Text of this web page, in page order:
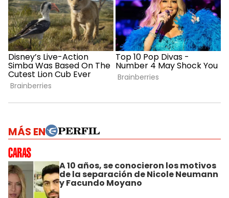
MÁS EN
A 10 años, se conocieron los motivos
de la separación de Nicole Neumann
y Facundo Moyano